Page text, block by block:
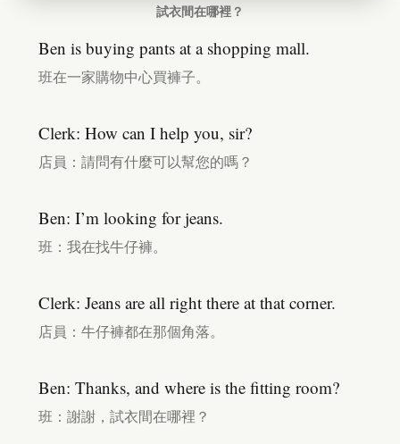
試衣間在哪裡？
Ben is buying pants at a shopping mall.
班在一家購物中心買褲子。
Clerk: How can I help you, sir?
店員：請問有什麼可以幫您的嗎？
Ben: I’m looking for jeans.
班：我在找牛仔褲。
Clerk: Jeans are all right there at that corner.
店員：牛仔褲都在那個角落。
Ben: Thanks, and where is the fitting room?
班：謝謝，試衣間在哪裡？